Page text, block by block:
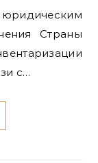
Страны
с…